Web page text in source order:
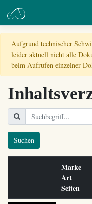
Aufgrund technischer
leider aktuell nicht alle
beim Aufrufen einzelner
Suchen
Marke
Art
Seiten